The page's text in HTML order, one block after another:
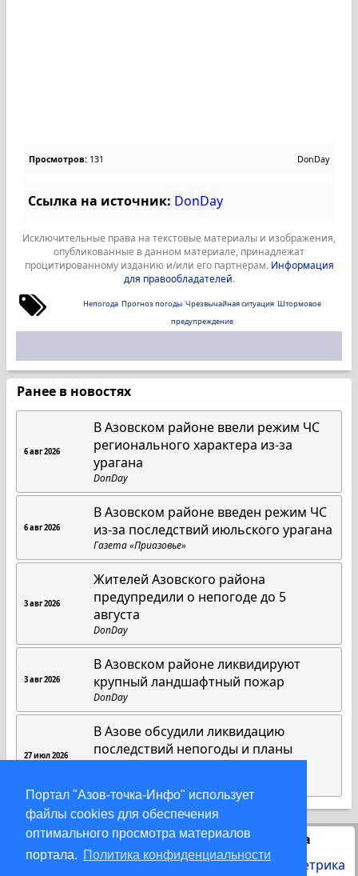
Портал "Азов-точка-Инфо" использует
файлы cookies для обеспечения
оптимального просмотра материалов
портала. Политика конфиденциальности
Просмотров: 131 DonDay
Ссылка на источник: DonDay
Исключительные права на текстовые материалы и изображения,
опубликованные в данном материале, принадлежат
процитированному изданию и/или его партнерам. Информация
для правообладателей.
Непогода Прогноз погоды Чрезвычайная ситуация Штормовое
предупреждение
Ранее в новостях
6 авг 2026
В Азовском районе ввели режим ЧС
регионального характера из-за
урагана
DonDay
6 авг 2026
В Азовском районе введен режим ЧС
из-за последствий июльского урагана
Газета «Приазовье»
3 авг 2026
Жителей Азовского района
предупредили о непогоде до 5
августа
DonDay
3 авг 2026
В Азовском районе ликвидируют
крупный ландшафтный пожар
DonDay
27 июл 2026
В Азове обсудили ликвидацию
последствий непогоды и планы
Статистика